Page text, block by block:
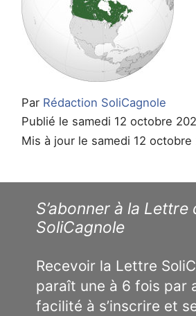
Par Rédaction SoliCagnole
Publié le samedi 12 octobre
Mis à jour le samedi 12 octobre
S’abonner à la Lettre
SoliCagnole
Recevoir la Lettre
paraît une à 6 fois par
facilité à s’inscrire et